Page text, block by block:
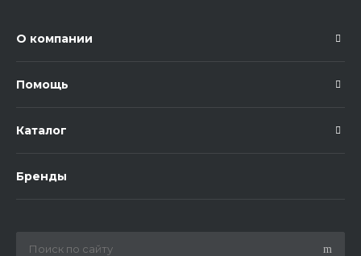
О компании
Помощь
Каталог
Бренды